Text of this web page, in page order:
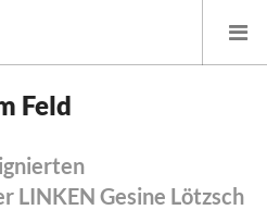
Feld
LINKEN Gesine Lötzsch